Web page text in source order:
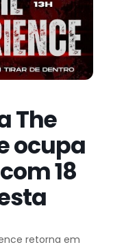
The
ocupa
18
retorna em